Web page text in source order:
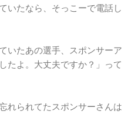
いたなら、そっこーで電話し
いたあの選手、スポンサーア
たよ。大丈夫ですか？」って
れられてたスポンサーさんは